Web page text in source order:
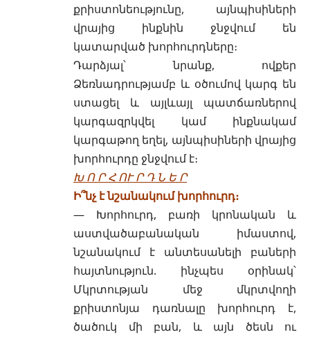
քրիստոնեությունը, այնպիսիների
վրայից ինքնին ջնջվում են
կատարված խորհուրդները։
Դարձյալ՝ նրանք, ովքեր
Ձեռնադրությամբ և օծումով կարգ են
ստացել և այլևայլ պատճառներով
կարգազրկվել կամ ինքնակամ
կարգաթող եղել, այնպիսիների վրայից
խորհուրդը ջնջվում է։
Խ Ո Ր Հ ՈՒ Ր Դ Ն Ե Ր
Ի՞նչ է նշանակում խորհուրդ։
— Խորհուրդ, բառի կրոնական և
աստվածաբանական իմաստով,
նշանակում է անտեսանելի բաների
հայտնություն. ինչպես օրինակ՝
Մկրտության մեջ մկրտվողի
քրիստոնյա դառնալը խորհուրդ է,
ծածուկ մի բան, և այն ծեսն ու